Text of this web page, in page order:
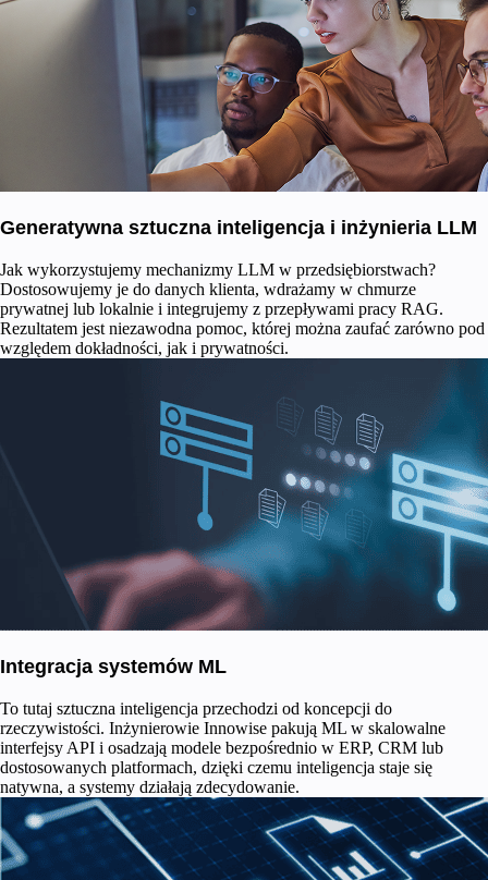
Generatywna sztuczna inteligencja i inżynieria LLM
Jak wykorzystujemy mechanizmy LLM w przedsiębiorstwach?
Dostosowujemy je do danych klienta, wdrażamy w chmurze
prywatnej lub lokalnie i integrujemy z przepływami pracy RAG.
Rezultatem jest niezawodna pomoc, której można zaufać zarówno pod
względem dokładności, jak i prywatności.
Integracja systemów ML
To tutaj sztuczna inteligencja przechodzi od koncepcji do
rzeczywistości. Inżynierowie Innowise pakują ML w skalowalne
interfejsy API i osadzają modele bezpośrednio w ERP, CRM lub
dostosowanych platformach, dzięki czemu inteligencja staje się
natywna, a systemy działają zdecydowanie.